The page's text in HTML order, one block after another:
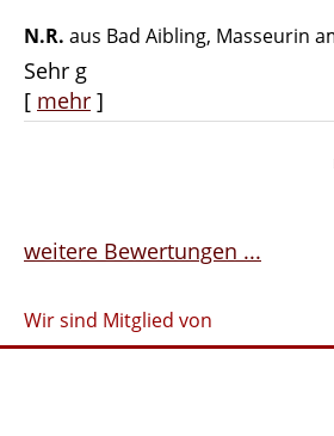
N.R. aus Bad Aibling, Masseurin
Sehr g
[ mehr ]
weitere Bewertungen ...
Wir sind Mitglied von